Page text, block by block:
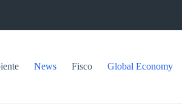
News Fisco Global Economy